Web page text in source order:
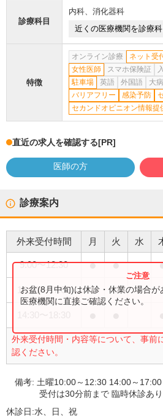
診療科目
内科、 消化器科
近くの医療機関を診療
特徴
オンライン診療 ネット受
女性医師
スマホ保険証
駐車場
英語 外国語 大
バリアフリー
感染予防
セカンドオピニオン情報提
直近の求人を確認する[PR]
医師の方
診療案内
外来受付時間 月 火 水
9:00〜12:30 ● ●
10:00〜17:00
外来受付時間・内容等について、事前
認ください。
お盆(8月中旬)は休診・休業の場合
医療機関に直接ご確認ください。
備考: 土曜10:00～12:30 14:00～17:00
受付は30分前まで 臨時休診あり
休診日:水、日、祝